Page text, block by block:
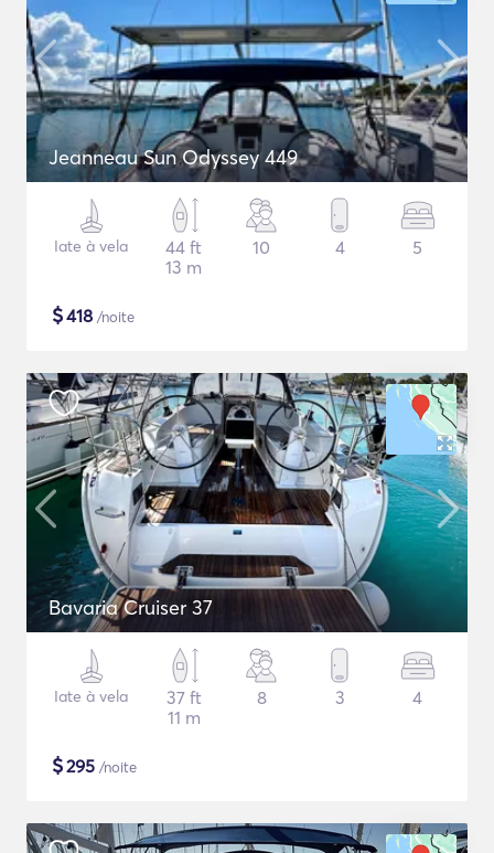
Jeanneau Sun Odyssey 449
Iate à vela
44 ft
13 m
10 4 5
$418 /noite
Bavaria Cruiser 37
Iate à vela
37 ft
11 m
8 3 4
$295 /noite